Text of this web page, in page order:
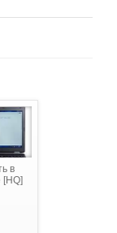
в
[HQ]